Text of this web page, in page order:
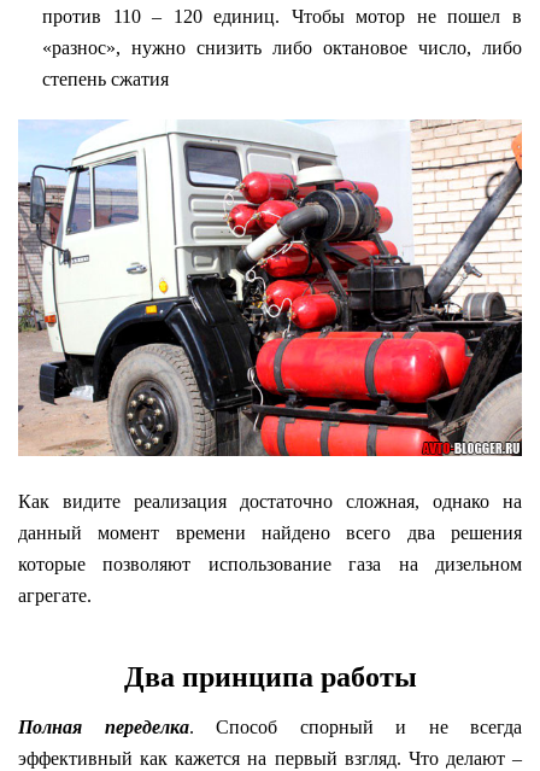
против 110 – 120 единиц. Чтобы мотор не пошел в
«разнос», нужно снизить либо октановое число, либо
степень сжатия
Как видите реализация достаточно сложная, однако на
данный момент времени найдено всего два решения
которые позволяют использование газа на дизельном
агрегате.
Два принципа работы
Полная переделка. Способ спорный и не всегда
эффективный как кажется на первый взгляд. Что делают –